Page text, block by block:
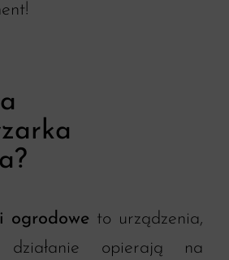
ogrodowe to urządzenia,
opierają na